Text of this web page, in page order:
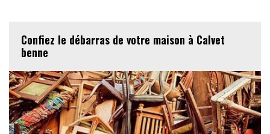
Confiez le débarras de votre maison à Calvet
benne